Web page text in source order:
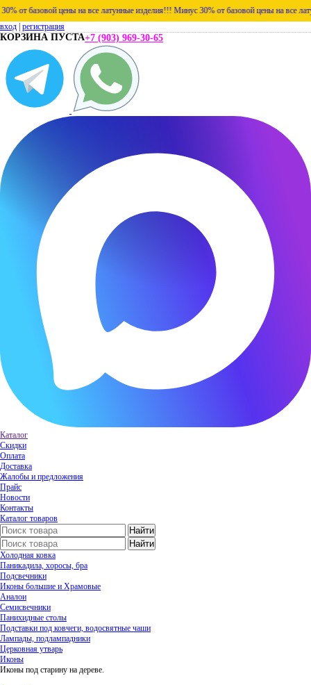
базовой цены на все латунные изделия!!! Минус 30% от базовой цены на все
вход регистрация
КОРЗИНА ПУСТА+7 (903) 969-30-65
Каталог
Скидки
Оплата
Доставка
Жалобы и предложения
Прайс
Новости
Контакты
Каталог товаров
Холодная ковка
Паникадила, хоросы, бра
Подсвечники
Иконы большие и Храмовые
Аналои
Семисвечники
Панихидные столы
Подставки под ковчеги, водосвятные чаши
Лампады, подлампадники
Церковная утварь
Иконы
Иконы под старину на дереве.